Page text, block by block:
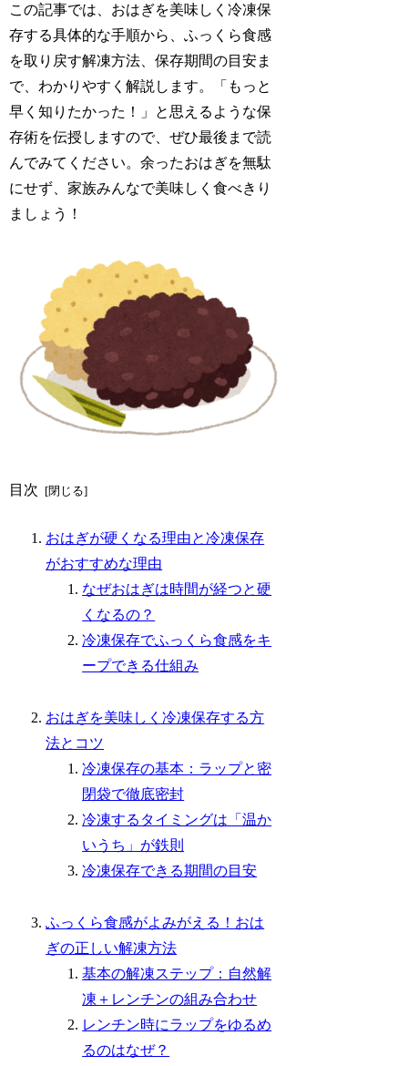
この記事では、おはぎを美味しく冷凍保
存する具体的な手順から、ふっくら食感
を取り戻す解凍方法、保存期間の目安ま
で、わかりやすく解説します。「もっと
早く知りたかった！」と思えるような保
存術を伝授しますので、ぜひ最後まで読
んでみてください。余ったおはぎを無駄
にせず、家族みんなで美味しく食べきり
ましょう！
目次
おはぎが硬くなる理由と冷凍保存
がおすすめな理由
なぜおはぎは時間が経つと硬
くなるの？
冷凍保存でふっくら食感をキ
ープできる仕組み
おはぎを美味しく冷凍保存する方
法とコツ
冷凍保存の基本：ラップと密
閉袋で徹底密封
冷凍するタイミングは「温か
いうち」が鉄則
冷凍保存できる期間の目安
ふっくら食感がよみがえる！おは
ぎの正しい解凍方法
基本の解凍ステップ：自然解
凍＋レンチンの組み合わせ
レンチン時にラップをゆるめ
るのはなぜ？